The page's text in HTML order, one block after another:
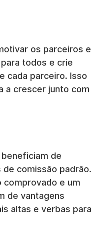
os parceiros e
todos e crie
cada parceiro. Isso
a crescer junto com
de
comissão padrão.
comprovado e um
de vantagens
altas e verbas para